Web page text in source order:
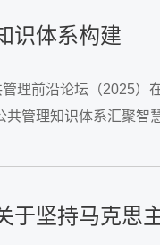
识体系构建
理前沿论坛（2025）
管理知识体系汇聚
于坚持马克思